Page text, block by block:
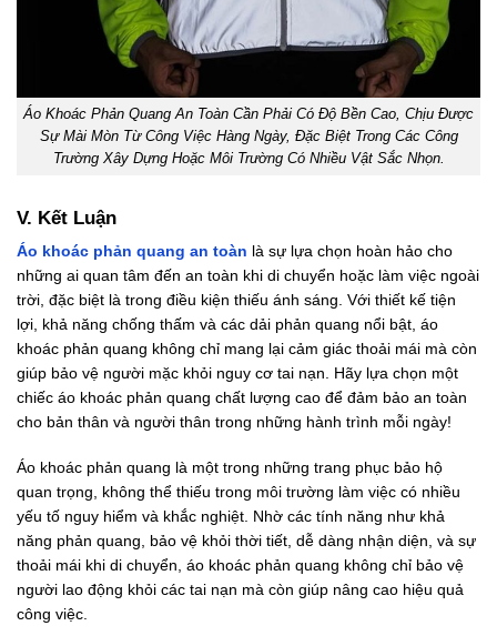
Áo Khoác Phản Quang An Toàn Cần Phải Có Độ Bền Cao, Chịu Được
Sự Mài Mòn Từ Công Việc Hàng Ngày, Đặc Biệt Trong Các Công
Trường Xây Dựng Hoặc Môi Trường Có Nhiều Vật Sắc Nhọn.
V. Kết Luận
Áo khoác phản quang an toàn là sự lựa chọn hoàn hảo cho
những ai quan tâm đến an toàn khi di chuyển hoặc làm việc ngoài
trời, đặc biệt là trong điều kiện thiếu ánh sáng. Với thiết kế tiện
lợi, khả năng chống thấm và các dải phản quang nổi bật, áo
khoác phản quang không chỉ mang lại cảm giác thoải mái mà còn
giúp bảo vệ người mặc khỏi nguy cơ tai nạn. Hãy lựa chọn một
chiếc áo khoác phản quang chất lượng cao để đảm bảo an toàn
cho bản thân và người thân trong những hành trình mỗi ngày!
Áo khoác phản quang là một trong những trang phục bảo hộ
quan trọng, không thể thiếu trong môi trường làm việc có nhiều
yếu tố nguy hiểm và khắc nghiệt. Nhờ các tính năng như khả
năng phản quang, bảo vệ khỏi thời tiết, dễ dàng nhận diện, và sự
thoải mái khi di chuyển, áo khoác phản quang không chỉ bảo vệ
người lao động khỏi các tai nạn mà còn giúp nâng cao hiệu quả
công việc.